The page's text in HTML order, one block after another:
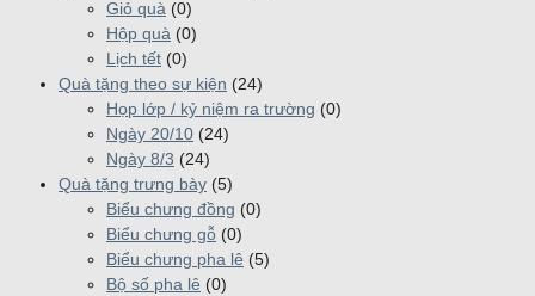
Giỏ quà (0)
Hộp quà (0)
Lịch tết (0)
Quà tặng theo sự kiện (24)
Họp lớp / kỷ niệm ra trường (0)
Ngày 20/10 (24)
Ngày 8/3 (24)
Quà tặng trưng bày (5)
Biểu chưng đồng (0)
Biểu chưng gỗ (0)
Biểu chưng pha lê (5)
Bộ số pha lê (0)